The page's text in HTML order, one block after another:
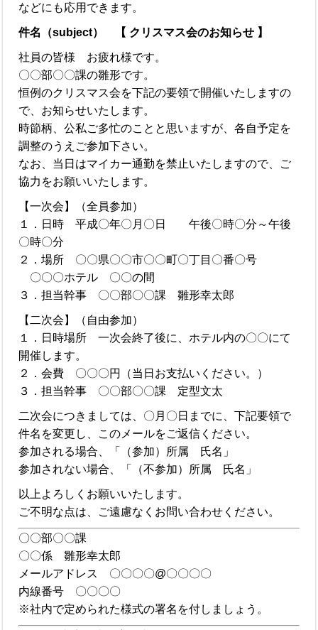
などにも応用できます。
件名（subject） 【 クリスマス会のお知らせ 】
社員の皆様 お疲れ様です。
〇〇部〇〇課の雛形です。
恒例のクリスマス会を下記の要領で開催いたしますの
で、お知らせいたします。
時節柄、公私ご多忙のことと思いますが、各自予定を
調整のうえご参加下さい。
なお、当日はマイカー通勤を禁止いたしますので、ご
協力をお願いいたします。
【一次会】（全員参加）
１．日時 平成〇年〇月〇日 午後〇時〇分～午後
〇時〇分
２．場所 〇〇県〇〇市〇〇町〇丁目〇番〇号
〇〇〇ホテル 〇〇の間
３．担当幹事 〇〇部〇〇課 雛形幸太郎
【二次会】（自由参加）
１．日時場所 一次会終了後に、ホテル内の〇〇にて
開催します。
２．会費 〇〇〇円（当日お支払いください。）
３．担当幹事 〇〇部〇〇課 定型文太
二次会につきましては、〇月〇日までに、下記要領で
件名を変更し、このメールをご返信ください。
参加される場合、「（参加）所属 氏名」
参加されない場合、「（不参加）所属 氏名」
以上よろしくお願いいたします。
ご不明な点は、ご遠慮なくお問い合わせください。
〇〇部〇〇課
〇〇係 雛形幸太郎
メールアドレス 〇〇〇〇@〇〇〇〇
内線番号 〇〇〇〇
※社内で定められた様式の署名を付しましょう。